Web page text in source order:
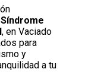
Síndrome
, en Vaciado
para
y
a tu